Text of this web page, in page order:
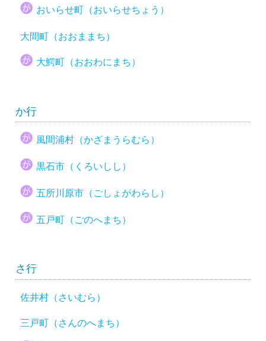
おいらせ町（おいらせちょう）
大間町（おおままち）
大鰐町（おおわにまち）
か行
風間浦村（かざまうらむら）
黒石市（くろいしし）
五所川原市（ごしょがわらし）
五戸町（ごのへまち）
さ行
佐井村（さいむら）
三戸町（さんのへまち）